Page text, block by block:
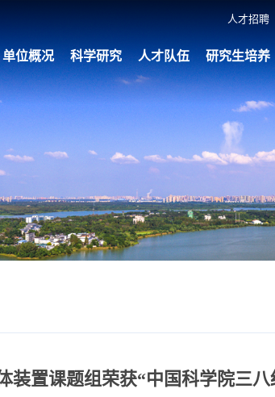
人才招聘
单位概况 科学研究 人才队伍 研究生培养
装置课题组荣获“中国科学院三